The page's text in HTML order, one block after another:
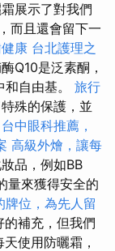
展示了對我們
而且還會留下一
康 台北護理之
Q10是泛素酮，
自由基。 旅行
殊的保護，並
台中眼科推薦，
高級外燴，讓每
品，例如BB
量來獲得安全的
牌位，為先人留
的補充，但我們
使用防曬霜，